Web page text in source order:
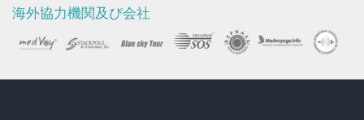
海外協力機関及び会社